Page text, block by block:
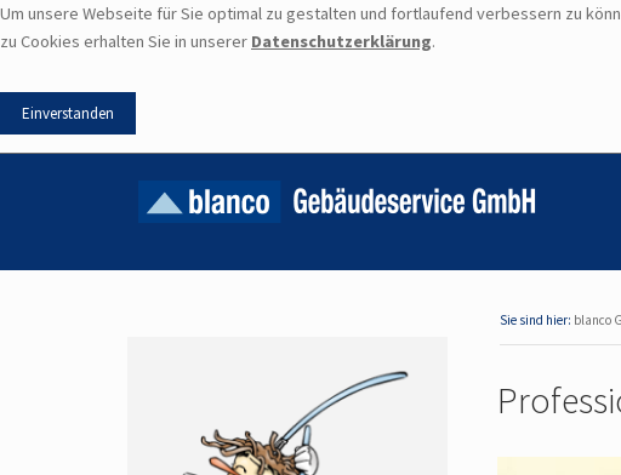
Um unsere Webseite für Sie optimal zu gestalten und fortlaufend verbessern zu
zu Cookies erhalten Sie in unserer Datenschutzerklärung.
blanco